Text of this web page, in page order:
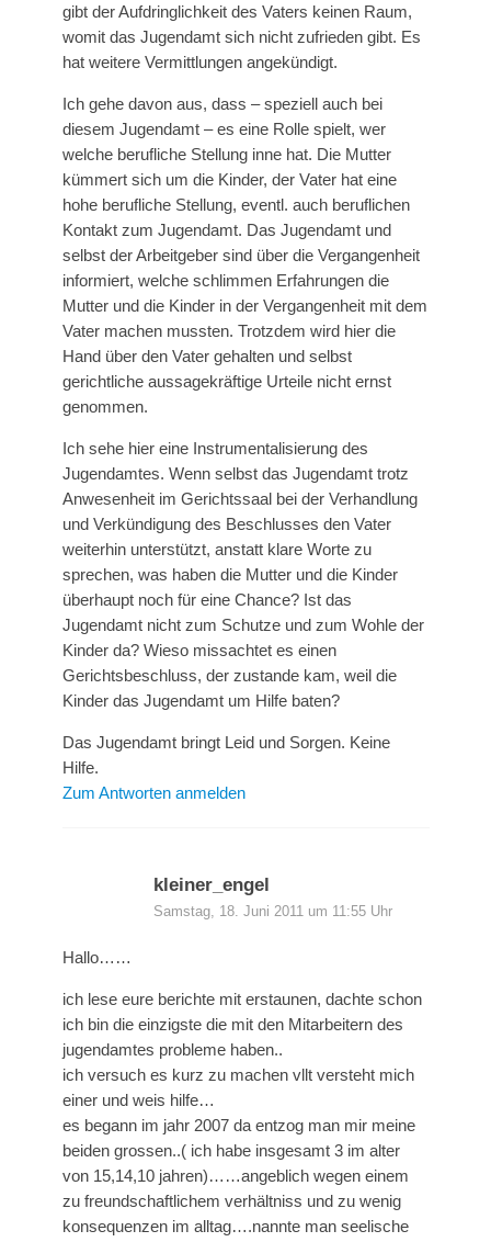
gibt der Aufdringlichkeit des Vaters keinen Raum,
womit das Jugendamt sich nicht zufrieden gibt. Es
hat weitere Vermittlungen angekündigt.
Ich gehe davon aus, dass – speziell auch bei
diesem Jugendamt – es eine Rolle spielt, wer
welche berufliche Stellung inne hat. Die Mutter
kümmert sich um die Kinder, der Vater hat eine
hohe berufliche Stellung, eventl. auch beruflichen
Kontakt zum Jugendamt. Das Jugendamt und
selbst der Arbeitgeber sind über die Vergangenheit
informiert, welche schlimmen Erfahrungen die
Mutter und die Kinder in der Vergangenheit mit dem
Vater machen mussten. Trotzdem wird hier die
Hand über den Vater gehalten und selbst
gerichtliche aussagekräftige Urteile nicht ernst
genommen.
Ich sehe hier eine Instrumentalisierung des
Jugendamtes. Wenn selbst das Jugendamt trotz
Anwesenheit im Gerichtssaal bei der Verhandlung
und Verkündigung des Beschlusses den Vater
weiterhin unterstützt, anstatt klare Worte zu
sprechen, was haben die Mutter und die Kinder
überhaupt noch für eine Chance? Ist das
Jugendamt nicht zum Schutze und zum Wohle der
Kinder da? Wieso missachtet es einen
Gerichtsbeschluss, der zustande kam, weil die
Kinder das Jugendamt um Hilfe baten?
Das Jugendamt bringt Leid und Sorgen. Keine
Hilfe.
Zum Antworten anmelden
kleiner_engel
Samstag, 18. Juni 2011 um 11:55 Uhr
Hallo……
ich lese eure berichte mit erstaunen, dachte schon
ich bin die einzigste die mit den Mitarbeitern des
jugendamtes probleme haben..
ich versuch es kurz zu machen vllt versteht mich
einer und weis hilfe…
es begann im jahr 2007 da entzog man mir meine
beiden grossen..( ich habe insgesamt 3 im alter
von 15,14,10 jahren)……angeblich wegen einem
zu freundschaftlichem verhältniss und zu wenig
konsequenzen im alltag….nannte man seelische